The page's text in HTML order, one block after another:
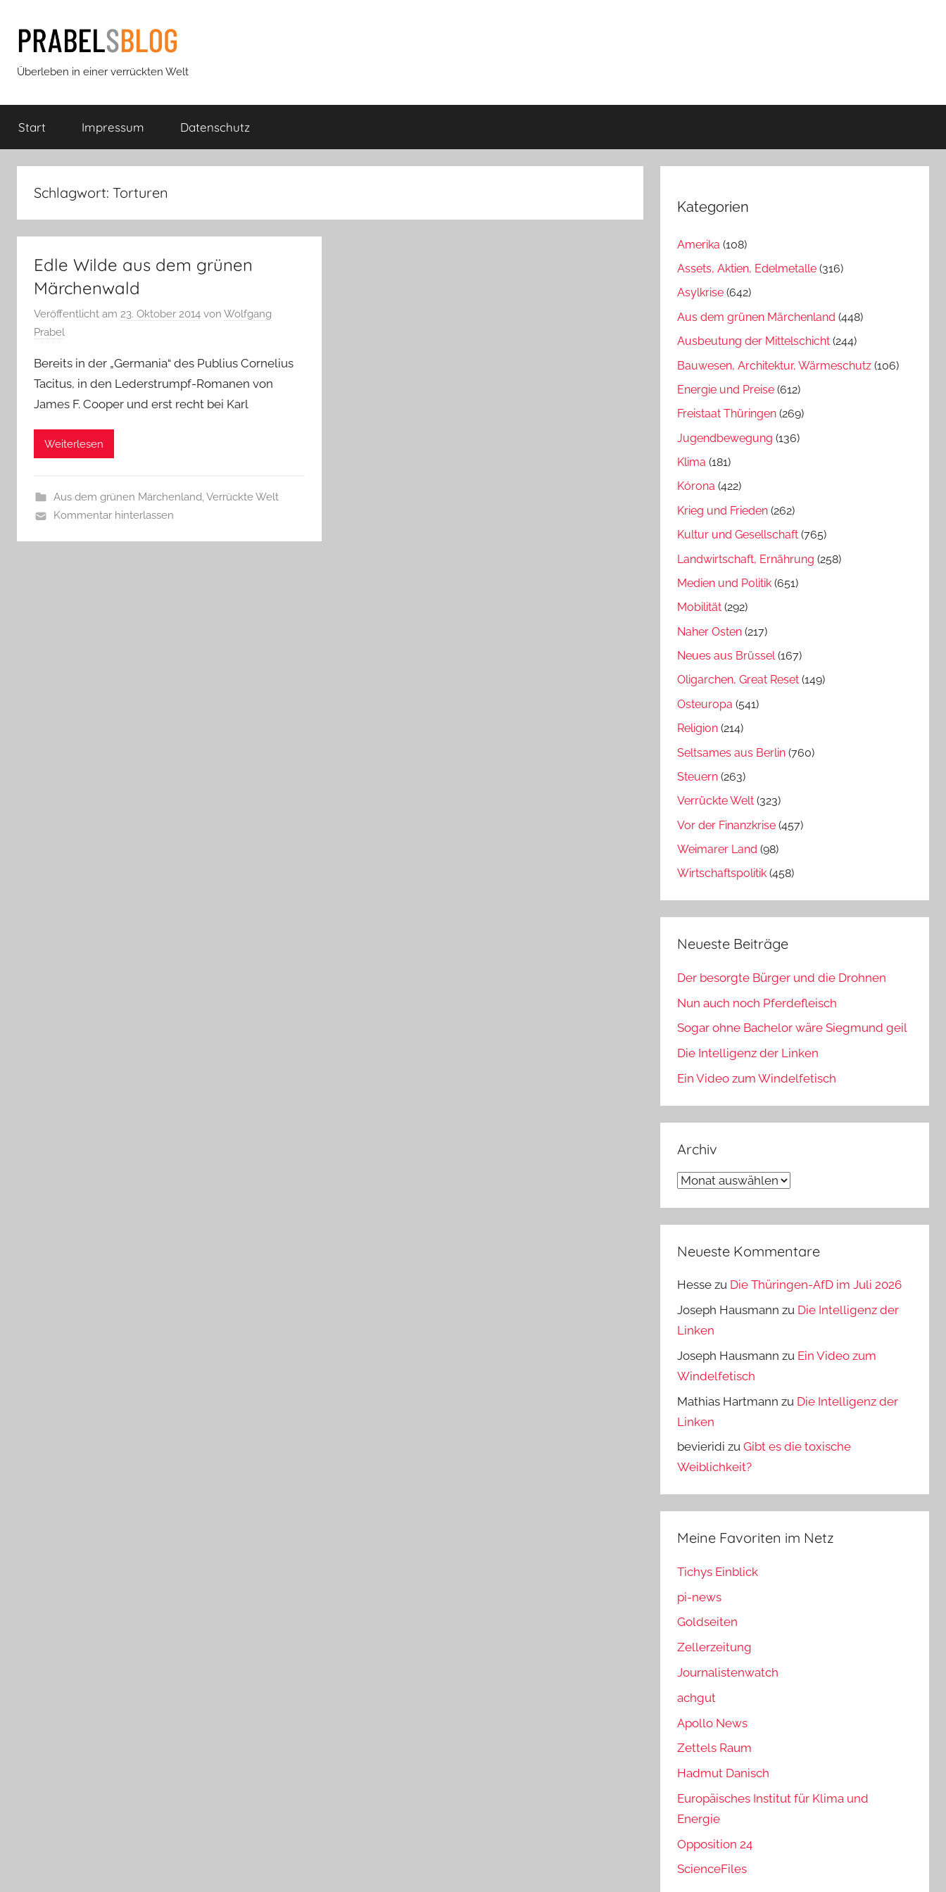
Inhalt
springen
Prabels
Blog
Überleben in einer verrückten Welt
Start Impressum Datenschutz
Schlagwort: Torturen
Edle Wilde aus dem grünen
Märchenwald
Veröffentlicht am 23. Oktober 2014 von Wolfgang
Prabel
Bereits in der „Germania“ des Publius Cornelius
Tacitus, in den Lederstrumpf-Romanen von
James F. Cooper und erst recht bei Karl
Weiterlesen
Aus dem grünen Märchenland,Verrückte Welt
Kommentar hinterlassen
Kategorien
Amerika (108)
Assets, Aktien, Edelmetalle (316)
Asylkrise (642)
Aus dem grünen Märchenland (448)
Ausbeutung der Mittelschicht (244)
Bauwesen, Architektur, Wärmeschutz (106)
Energie und Preise (612)
Freistaat Thüringen (269)
Jugendbewegung (136)
Klima (181)
Kórona (422)
Krieg und Frieden (262)
Kultur und Gesellschaft (765)
Landwirtschaft, Ernährung (258)
Medien und Politik (651)
Mobilität (292)
Naher Osten (217)
Neues aus Brüssel(167)
Oligarchen, Great Reset (149)
Osteuropa (541)
Religion (214)
Seltsames aus Berlin (760)
Steuern (263)
Verrückte Welt (323)
Vor der Finanzkrise (457)
Weimarer Land (98)
Wirtschaftspolitik (458)
Neueste Beiträge
Der besorgte Bürger und die Drohnen
Nun auch noch Pferdefleisch
Sogar ohne Bachelor wäre Siegmund geil
Die Intelligenz der Linken
Ein Video zum Windelfetisch
Archiv
Archiv
Neueste Kommentare
Hesse zu Die Thüringen-AfD im Juli 2026
Joseph Hausmann zu Die Intelligenz der
Linken
Joseph Hausmann zu Ein Video zum
Windelfetisch
Mathias Hartmann zu Die Intelligenz der
Linken
bevieridi zuGibt es die toxische
Weiblichkeit?
Meine Favoriten im Netz
Tichys Einblick
pi-news
Goldseiten
Zellerzeitung
Journalistenwatch
achgut
Apollo News
Zettels Raum
Hadmut Danisch
Europäisches Institut für Klima und
Energie
Opposition 24
ScienceFiles